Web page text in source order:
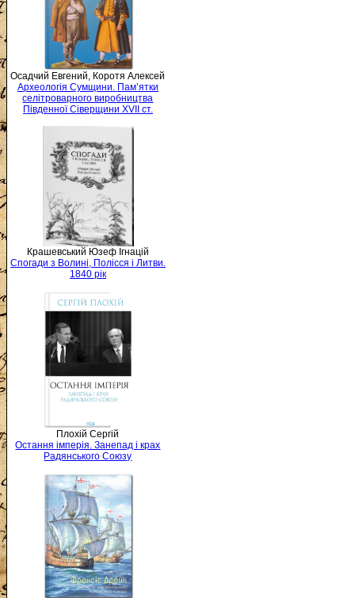
Осадчий Евгений, Коротя Алексей
Археологія Сумщини. Пам’ятки
селітроварного виробництва
Південної Сіверщини XVII ст.
Крашевський Юзеф Ігнацій
Спогади з Волині, Полісся і Литви.
1840 рік
Плохій Сергій
Остання імперія. Занепад і крах
Радянського Союзу